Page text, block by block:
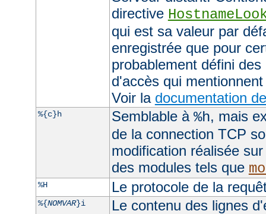
directive
qui est sa valeur par
enregistrée que pour
probablement défini
d'accès qui
Voir la documentation
%{c}h Semblable à %h, mais
de la connection TCP
modification réalisée
des modules tels que
%H Le protocole de la
%{NOMVAR}i
Le contenu des lignes